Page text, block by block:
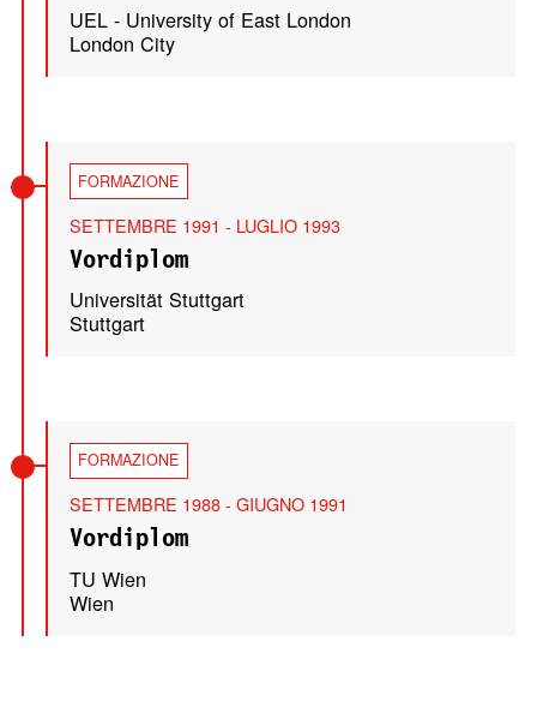
UEL - University of East London
London City
FORMAZIONE
SETTEMBRE 1991 - LUGLIO 1993
Vordiplom
Universität Stuttgart
Stuttgart
FORMAZIONE
SETTEMBRE 1988 - GIUGNO 1991
Vordiplom
TU Wien
Wien